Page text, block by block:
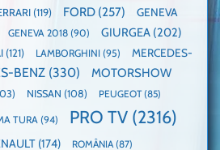
(119) FORD (257)
GENEVA
GENEVA 2018 (90) GIURGEA (202)
(121) LAMBORGHINI (95)
MERCEDES-
BENZ (330)
MOTORSHOW
NISSAN (108) PEUGEOT(85)
TURA (94) PRO TV (2316)
(174) ROMÂNIA (87)